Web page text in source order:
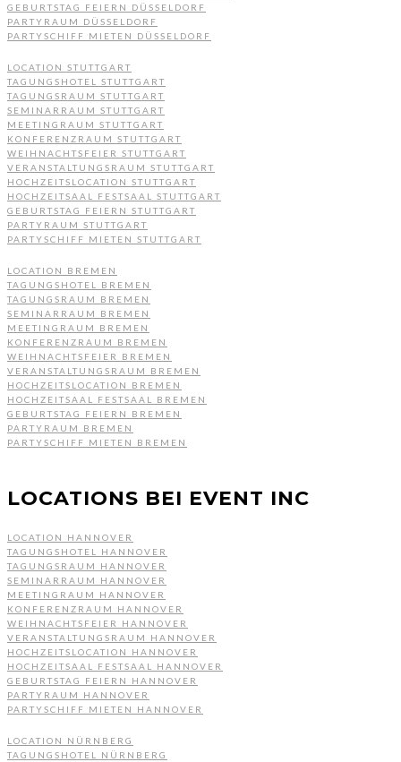
GEBURTSTAG FEIERN DÜSSELDORF
PARTYRAUM DÜSSELDORF
PARTYSCHIFF MIETEN DÜSSELDORF
LOCATION STUTTGART
TAGUNGSHOTEL STUTTGART
TAGUNGSRAUM STUTTGART
SEMINARRAUM STUTTGART
MEETINGRAUM STUTTGART
KONFERENZRAUM STUTTGART
WEIHNACHTSFEIER STUTTGART
VERANSTALTUNGSRAUM STUTTGART
HOCHZEITSLOCATION STUTTGART
HOCHZEITSAAL FESTSAAL STUTTGART
GEBURTSTAG FEIERN STUTTGART
PARTYRAUM STUTTGART
PARTYSCHIFF MIETEN STUTTGART
LOCATION BREMEN
TAGUNGSHOTEL BREMEN
TAGUNGSRAUM BREMEN
SEMINARRAUM BREMEN
MEETINGRAUM BREMEN
KONFERENZRAUM BREMEN
WEIHNACHTSFEIER BREMEN
VERANSTALTUNGSRAUM BREMEN
HOCHZEITSLOCATION BREMEN
HOCHZEITSAAL FESTSAAL BREMEN
GEBURTSTAG FEIERN BREMEN
PARTYRAUM BREMEN
PARTYSCHIFF MIETEN BREMEN
LOCATIONS BEI EVENT INC
LOCATION HANNOVER
TAGUNGSHOTEL HANNOVER
TAGUNGSRAUM HANNOVER
SEMINARRAUM HANNOVER
MEETINGRAUM HANNOVER
KONFERENZRAUM HANNOVER
WEIHNACHTSFEIER HANNOVER
VERANSTALTUNGSRAUM HANNOVER
HOCHZEITSLOCATION HANNOVER
HOCHZEITSAAL FESTSAAL HANNOVER
GEBURTSTAG FEIERN HANNOVER
PARTYRAUM HANNOVER
PARTYSCHIFF MIETEN HANNOVER
LOCATION NÜRNBERG
TAGUNGSHOTEL NÜRNBERG